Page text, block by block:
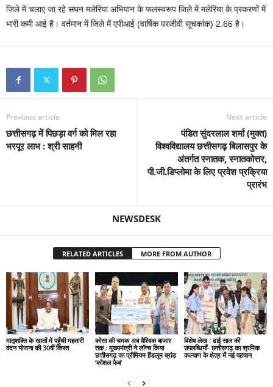
जिले में चलाए जा रहे सघन मलेरिया अभियान के फलस्वरूप जिले में मलेरिया के प्रकरणों में
भारी कमी आई है। वर्तमान में जिले में एपीआई (वार्षिक परजीवी सूचकांक) 2.66 है।
Previous article
छत्तीसगढ़ में पिछड़ा वर्ग को मिल रहा
भरपूर लाभ : श्री साहनी
Next article
पंडित सुंदरलाल शर्मा (मुक्त)
विश्वविद्यालय छत्तीसगढ़ बिलासपुर के
अंतर्गत स्नातक, स्नातकोत्तर,
पी.जी.डिप्लोमा के लिए प्रवेश प्रक्रिया
प्रारंभ
NEWSDESK
RELATED ARTICLES MORE FROM AUTHOR
मातृशक्ति के खातों में पहुँची महतारी
वंदन योजना की 30वीं किस्त
कोसा की चमक अब वैश्विक बाजार
तक : मुख्यमंत्री ने लॉन्च किया
छत्तीसगढ़ का प्रीमियम हैंडलूम ब्रांड
‘कोशल फैब’
विशेष लेख : ढाई साल की
उपलब्धियाँ- छत्तीसगढ़ का श्रमिक
कल्याण के क्षेत्र में नई पहचान